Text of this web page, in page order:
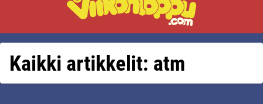
Kaikki artikkelit: atm